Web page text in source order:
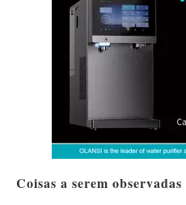
Coisas a serem